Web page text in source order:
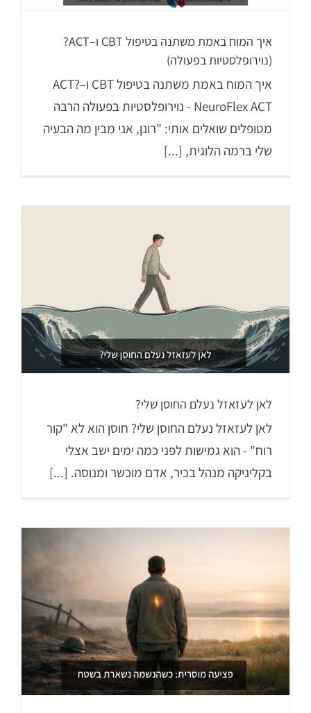
איך המוח באמת משתנה בטיפול CBT ו–ACT?
(נוירופלסטיות בפעולה)
איך המוח באמת משתנה בטיפול CBT ו–ACT?
NeuroFlex ACT - נוירופלסטיות בפעולה הרבה
מטופלים שואלים אותי: "רונן, אני מבין מה הבעיה
שלי ברמה הלוגית, [...]
לאן לעזאזל נעלם החוסן שלי?
לאן לעזאזל נעלם החוסן שלי? חוסן הוא לא "קור
רוח" - הוא גמישות לפני כמה ימים ישב אצלי
בקליניקה מנהל בכיר, אדם מוכשר ומנוסה. [...]